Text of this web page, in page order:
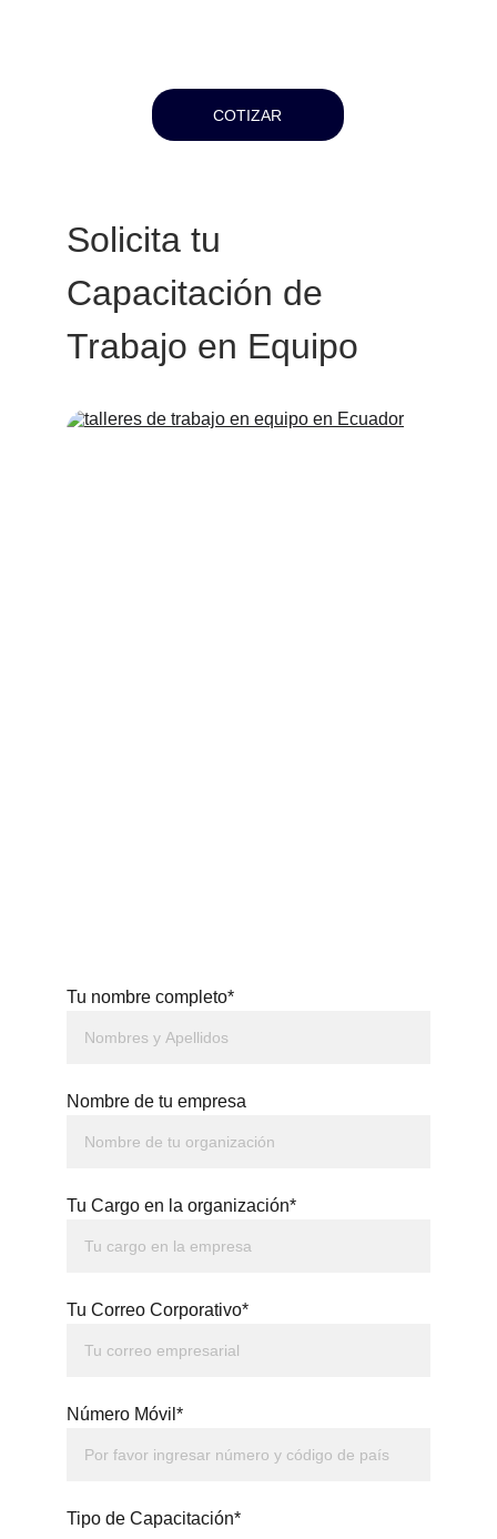
COTIZAR
Solicita tu
Capacitación de
Trabajo en Equipo
Tu nombre completo*
Nombre de tu empresa
Tu Cargo en la organización*
Tu Correo Corporativo*
Número Móvil*
Tipo de Capacitación*